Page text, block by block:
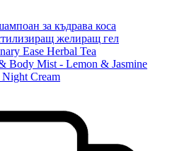
за къдрава коса
желиращ гел
Ease Herbal Tea
Body Mist - Lemon & Jasmine
Cream